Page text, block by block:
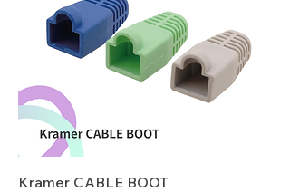
Kramer CABLE BOOT